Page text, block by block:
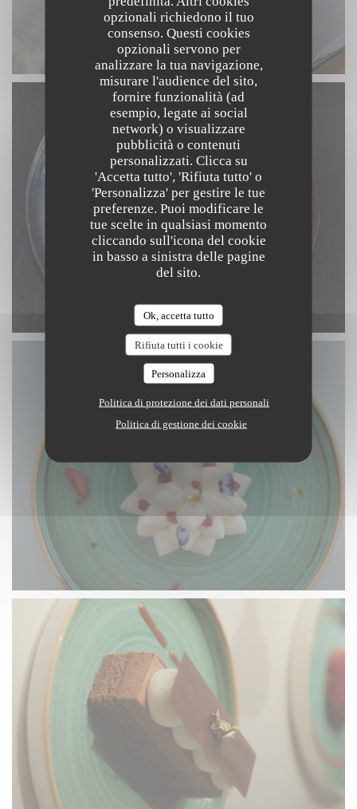
opzionali richiedono il tuo
consenso. Questi cookies
opzionali servono per
analizzare la tua navigazione,
misurare l'audience del sito,
fornire funzionalità (ad
esempio, legate ai social
network) o visualizzare
pubblicità o contenuti
personalizzati. Clicca su
'Accetta tutto', 'Rifiuta tutto' o
'Personalizza' per gestire le tue
preferenze. Puoi modificare le
tue scelte in qualsiasi momento
cliccando sull'icona del cookie
in basso a sinistra delle pagine
del sito.
Ok, accetta tutto
Rifiuta tutti i cookie
Personalizza
Politica di protezione dei dati personali
Politica di gestione dei cookie